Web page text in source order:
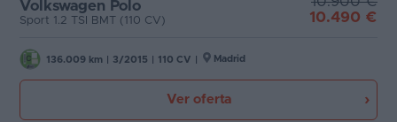
Volkswagen Polo
Sport 1.2 TSI BMT (110 CV)
10.490 €
136.009 km 3/2015 110 CV Madrid
Ver oferta